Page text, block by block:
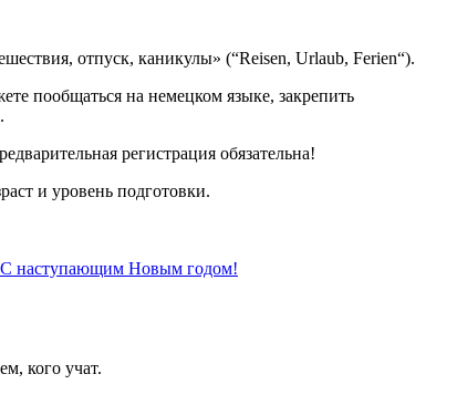
отпуск, каникулы» (“Reisen, Urlaub, Ferien“).
пообщаться на немецком языке, закрепить
регистрация обязательна!
и уровень подготовки.
С наступающим Новым годом!
кого учат.